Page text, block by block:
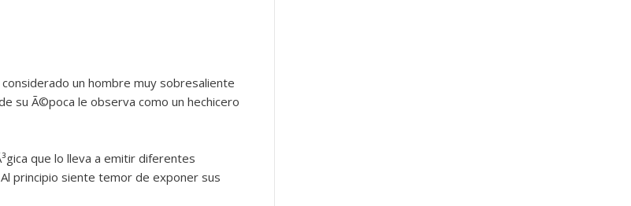
un hombre muy sobresaliente
su Ã©poca le observa como un hechicero
que lo lleva a emitir diferentes
principio siente temor de exponer sus